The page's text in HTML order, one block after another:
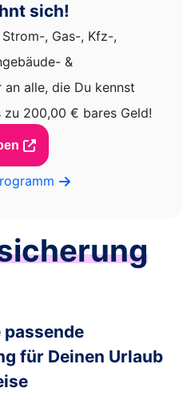
sich!
, Gas-, Kfz-,
&
alle, die Du kennst
200,00 € bares Geld!
passende
für Deinen Urlaub